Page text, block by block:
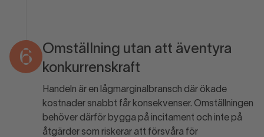
6
Omställning utan att äventyra
konkurrenskraft
Handeln är en lågmarginalbransch där ökade
kostnader snabbt får konsekvenser. Omställningen
behöver därför bygga på incitament och inte på
åtgärder som riskerar att försvåra för